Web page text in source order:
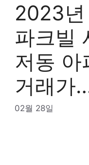
2023
파크빌
저동 아
거래가
02월 28일